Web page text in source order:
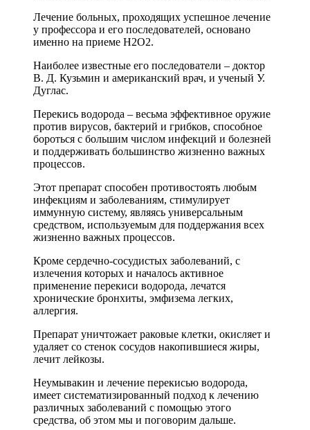
Лечение больных, проходящих успешное лечение
у профессора и его последователей, основано
именно на приеме Н2О2.
Наиболее известные его последователи – доктор
В. Д. Кузьмин и американский врач, и ученый У.
Дуглас.
Перекись водорода – весьма эффективное оружие
против вирусов, бактерий и грибков, способное
бороться с большим числом инфекций и болезней
и поддерживать большинство жизненно важных
процессов.
Этот препарат способен противостоять любым
инфекциям и заболеваниям, стимулирует
иммунную систему, являясь универсальным
средством, используемым для поддержания всех
жизненно важных процессов.
Кроме сердечно-сосудистых заболеваний, с
излечения которых и началось активное
применение перекиси водорода, лечатся
хронические бронхиты, эмфизема легких,
аллергия.
Препарат уничтожает раковые клетки, окисляет и
удаляет со стенок сосудов накопившиеся жиры,
лечит лейкозы.
Неумывакин и лечение перекисью водорода,
имеет систематизированный подход к лечению
различных заболеваний с помощью этого
средства, об этом мы и поговорим дальше.